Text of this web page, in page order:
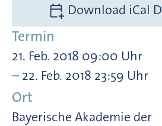
Download iCal
Termin
21. Feb. 2018 09:00 Uhr
– 22. Feb. 2018 23:59 Uhr
Ort
Bayerische Akademie der